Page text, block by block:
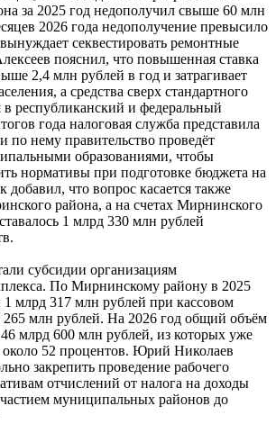
за 2025 год недополучил свыше 60 млн
2026 года недополучение превысило
секвестировать ремонтные
пояснил, что повышенная ставка
2,4 млн рублей в год и затрагивает
а средства сверх стандартного
в республиканский и федеральный
года налоговая служба представила
по нему правительство проведёт
образованиями, чтобы
нормативы при подготовке бюджета на
добавил, что вопрос касается также
района, а на счетах Мирнинского
1 млрд 330 млн рублей
субсидии организациям
По Мирнинскому району в 2025
1 млрд 317 млн рублей при кассовом
млн рублей. На 2026 год общий объём
млрд 600 млн рублей, из которых уже
52 процентов. Юрий Николаев
закрепить проведение рабочего
отчислений от налога на доходы
муниципальных районов до